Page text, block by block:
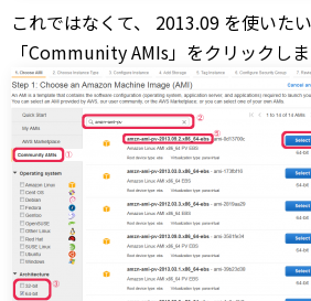
これではなくて、 2013.09 を使いた
「Community AMIs」をクリックしま